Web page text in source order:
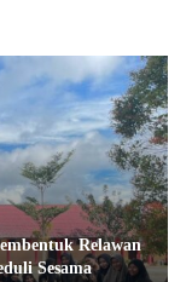
Relawan
Sesama